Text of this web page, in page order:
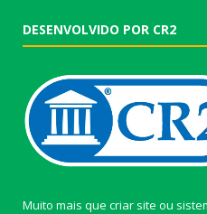
DESENVOLVIDO POR CR2
Muito mais que criar site ou